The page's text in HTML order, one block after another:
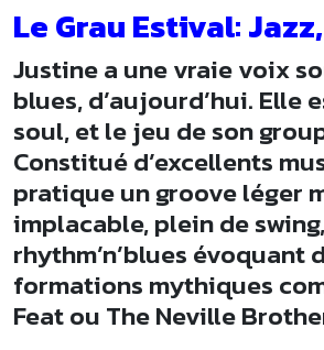
Le Grau Estival:
Justine a une vraie voix
blues, d’aujourd’hui. Elle
soul, et le jeu de son
Constitué d’excellents
pratique un groove léger
implacable, plein de
rhythm’n’blues évoquant
formations mythiques
Feat ou The Neville